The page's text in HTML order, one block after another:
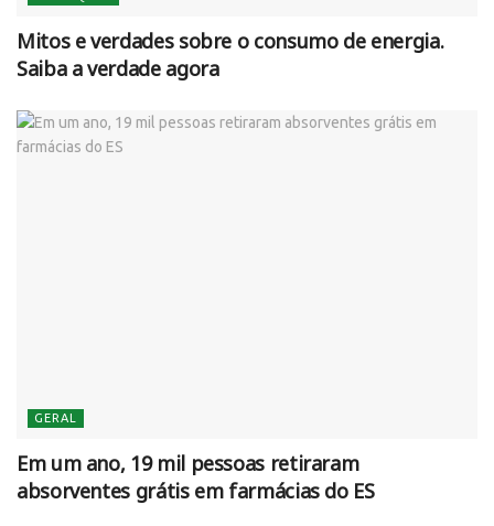
Mitos e verdades sobre o consumo de energia.
Saiba a verdade agora
GERAL
Em um ano, 19 mil pessoas retiraram
absorventes grátis em farmácias do ES